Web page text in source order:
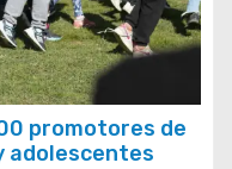
promotores de
adolescentes